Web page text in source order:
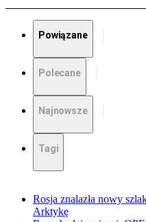
Powiązane
Polecane
Najnowsze
Tagi
Rosja znalazła nowy
Arktykę